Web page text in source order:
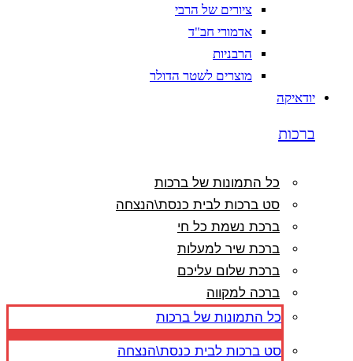
ציורים של הרבי
אדמורי חב"ד
הרבניות
מוצרים לשטר הדולר
יודאיקה
ברכות
כל התמונות של ברכות
סט ברכות לבית כנסת\הנצחה
ברכת נשמת כל חי
ברכת שיר למעלות
ברכת שלום עליכם
ברכה למקווה
כל התמונות של ברכות
סט ברכות לבית כנסת\הנצחה